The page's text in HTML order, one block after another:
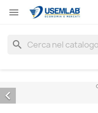

search
